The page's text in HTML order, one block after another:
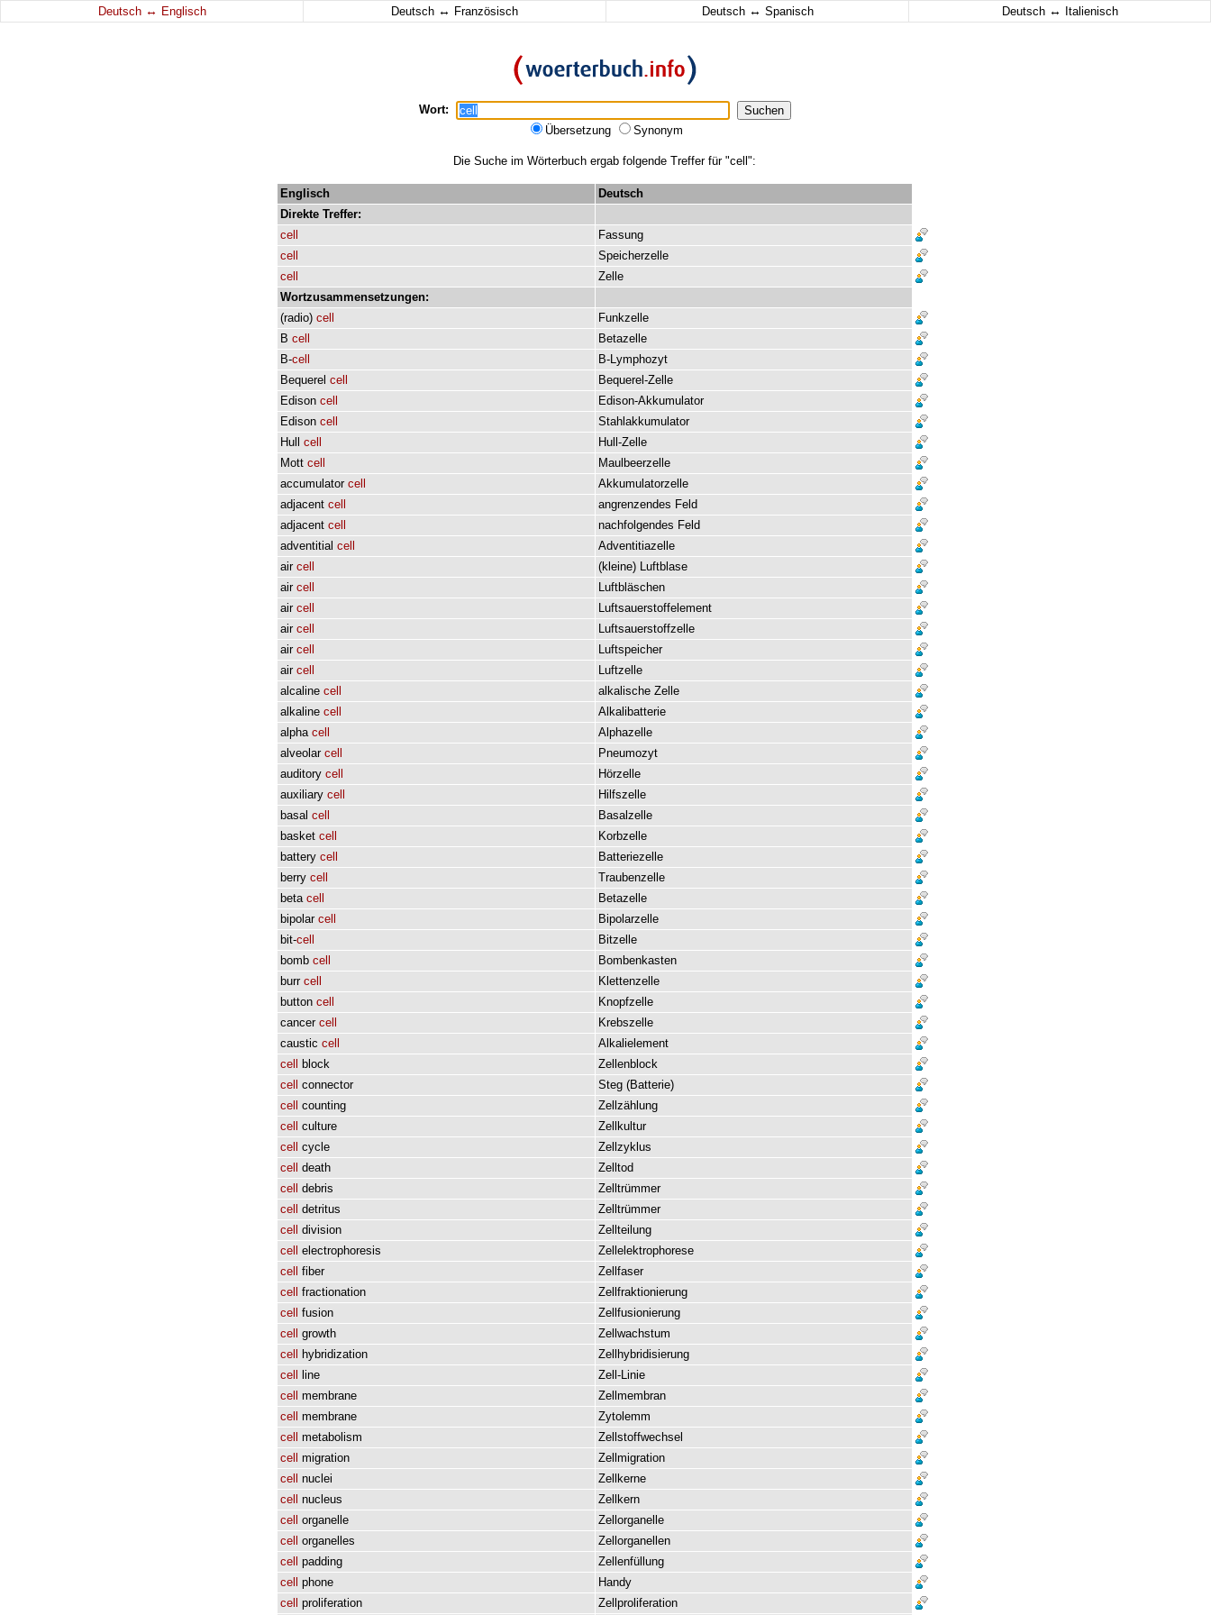
Deutsch ↔ Englisch Deutsch ↔ Französisch Deutsch ↔ Spanisch Deutsch ↔ Italienisch
Wort:
Übersetzung
Synonym
Die Suche im Wörterbuch ergab folgende Treffer für "cell":
Englisch
Deutsch
Direkte Treffer:
cell
Fassung
cell
Speicherzelle
cell
Zelle
Wortzusammensetzungen:
(radio) cell
Funkzelle
B cell
Betazelle
B-cell
B-Lymphozyt
Bequerel cell
Bequerel-Zelle
Edison cell
Edison-Akkumulator
Edison cell
Stahlakkumulator
Hull
cell
Hull-Zelle
Mott cell
Maulbeerzelle
accumulator cell
Akkumulatorzelle
adjacent cell angrenzendes Feld
adjacent cell nachfolgendes Feld
adventitial cell
Adventitiazelle
air cell (kleine) Luftblase
air cell
Luftbläschen
air cell
Luftsauerstoffelement
air cell
Luftsauerstoffzelle
air cell
Luftspeicher
air cell
Luftzelle
alcaline cell alkalische Zelle
alkaline cell
Alkalibatterie
alpha cell
Alphazelle
alveolar cell
Pneumozyt
auditory cell
Hörzelle
auxiliary cell
Hilfszelle
basal cell
Basalzelle
basket cell
Korbzelle
battery cell
Batteriezelle
berry cell
Traubenzelle
beta cell
Betazelle
bipolar cell
Bipolarzelle
bit-cell
Bitzelle
bomb cell
Bombenkasten
burr cell
Klettenzelle
button cell
Knopfzelle
cancer cell
Krebszelle
caustic cell
Alkalielement
cell
block
Zellenblock
cell
connector Steg (Batterie)
cell
counting
Zellzählung
cell
culture
Zellkultur
cell
cycle
Zellzyklus
cell
death
Zelltod
cell
debris
Zelltrümmer
cell
detritus
Zelltrümmer
cell
division
Zellteilung
cell
electrophoresis
Zellelektrophorese
cell
fiber
Zellfaser
cell
fractionation
Zellfraktionierung
cell
fusion
Zellfusionierung
cell
growth
Zellwachstum
cell
hybridization
Zellhybridisierung
cell
line
Zell-Linie
cell
membrane
Zellmembran
cell
membrane
Zytolemm
cell
metabolism
Zellstoffwechsel
cell
migration
Zellmigration
cell
nuclei
Zellkerne
cell
nucleus
Zellkern
cell
organelle
Zellorganelle
cell
organelles
Zellorganellen
cell
padding
Zellenfüllung
cell
phone
Handy
cell
proliferation Zellproliferation